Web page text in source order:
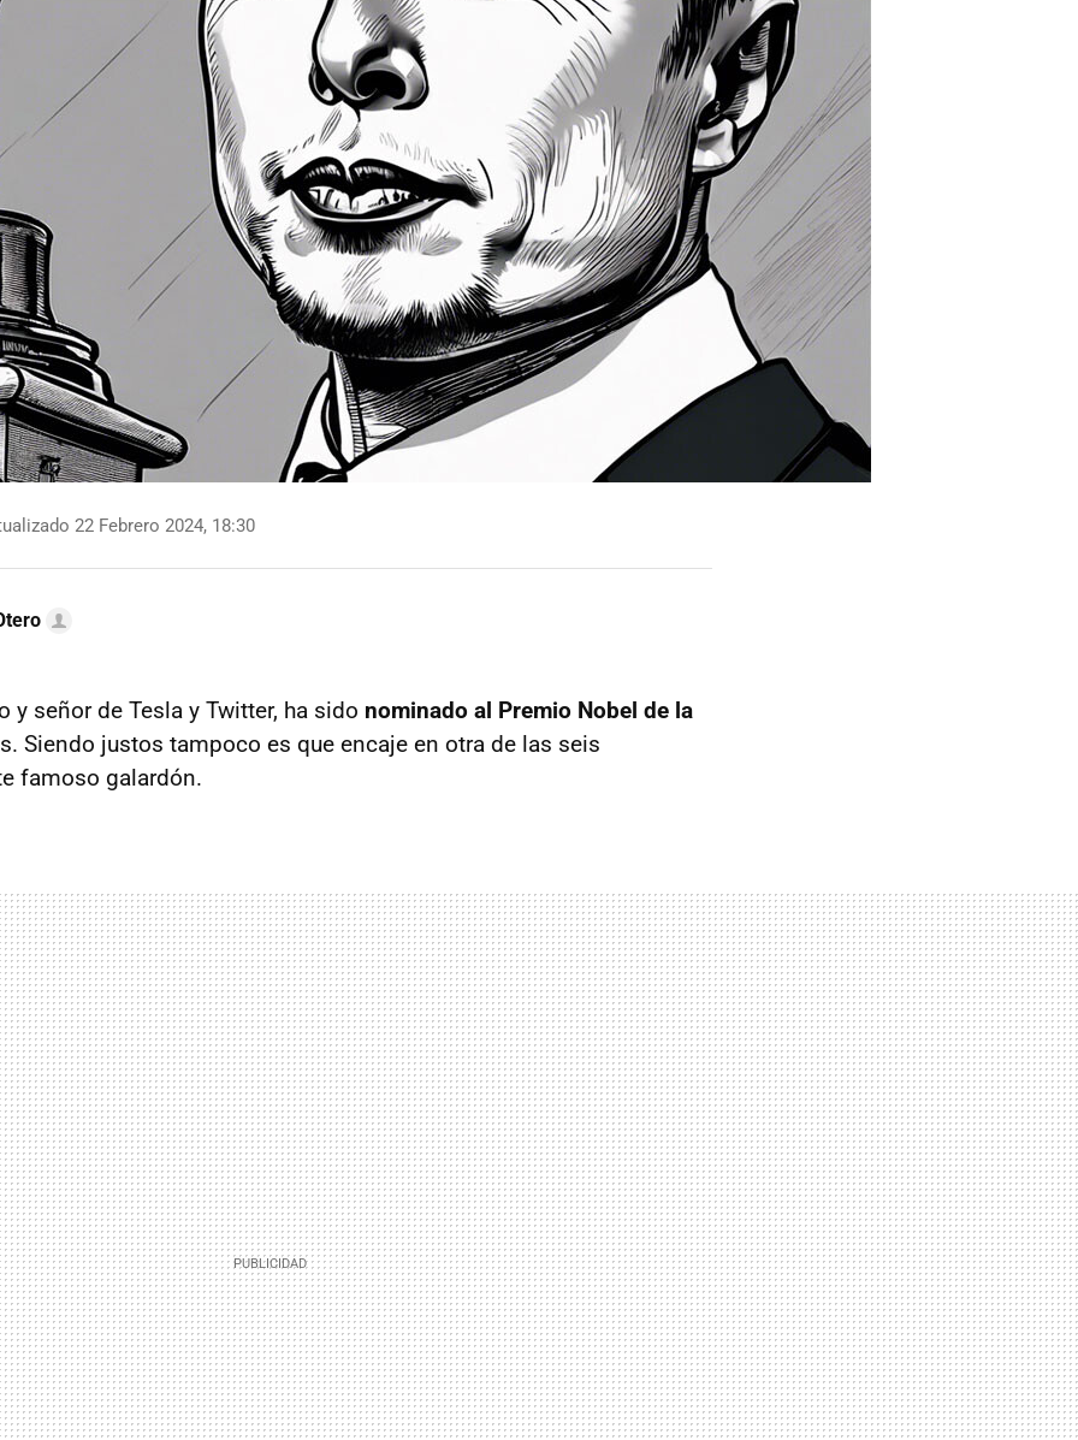
22 Febrero 2024, 18:30
y señor de Tesla y Twitter, ha sido nominado al Premio Nobel de la
Siendo justos tampoco es que encaje en otra de las seis
famoso galardón.